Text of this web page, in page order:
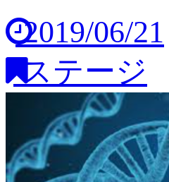
2019/06/21
ステージ